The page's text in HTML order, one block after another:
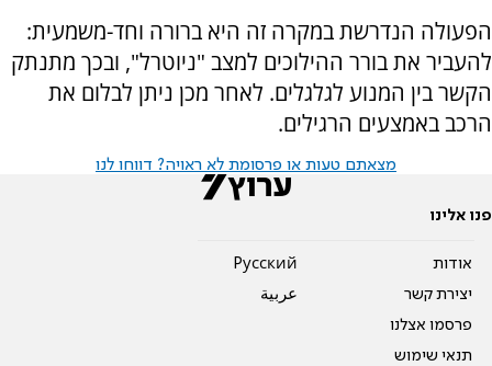
הפעולה הנדרשת במקרה זה היא ברורה וחד-משמעית:
להעביר את בורר ההילוכים למצב "ניוטרל", ובכך מתנתק
הקשר בין המנוע לגלגלים. לאחר מכן ניתן לבלום את
הרכב באמצעים הרגילים.
מצאתם טעות או פרסומת לא ראויה? דווחו לנו
פנו אלינו
אודות
יצירת קשר
פרסמו אצלנו
תנאי שימוש
Pусский
عربية